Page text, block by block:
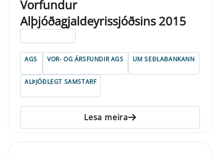
Vorfundur
Alþjóðagjaldeyrissjóðsins 2015
AGS VOR- OG ÁRSFUNDIR AGS UM SEÐLABANKANN
ALÞJÓÐLEGT SAMSTARF
Lesa meira